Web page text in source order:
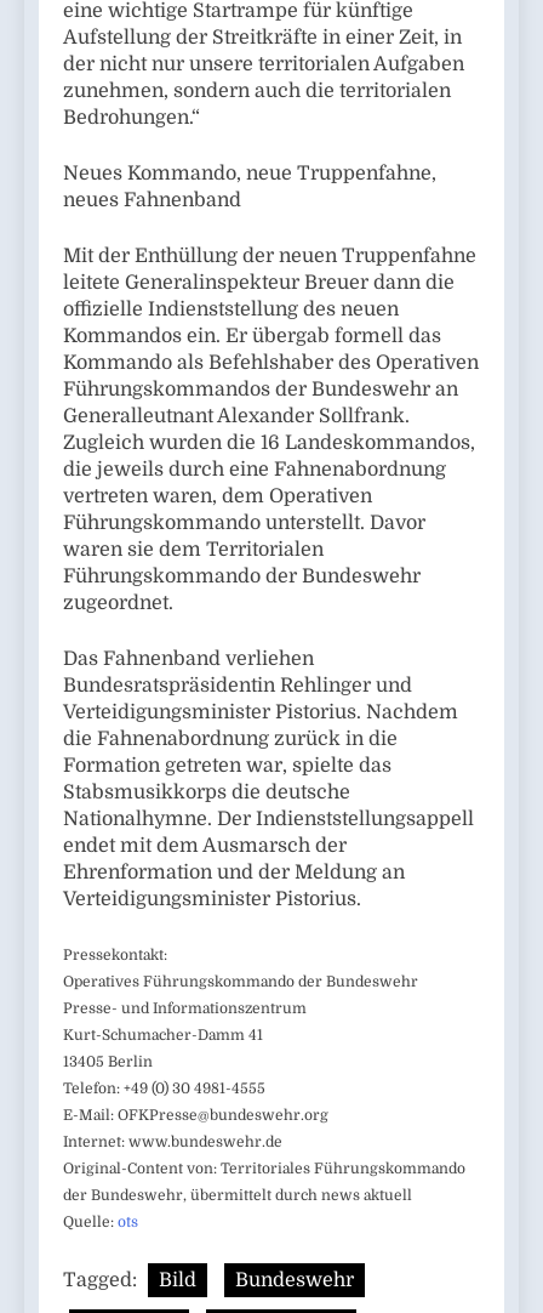
eine wichtige Startrampe für künftige
Aufstellung der Streitkräfte in einer Zeit, in
der nicht nur unsere territorialen Aufgaben
zunehmen, sondern auch die territorialen
Bedrohungen.“
Neues Kommando, neue Truppenfahne,
neues Fahnenband
Mit der Enthüllung der neuen Truppenfahne
leitete Generalinspekteur Breuer dann die
offizielle Indienststellung des neuen
Kommandos ein. Er übergab formell das
Kommando als Befehlshaber des Operativen
Führungskommandos der Bundeswehr an
Generalleutnant Alexander Sollfrank.
Zugleich wurden die 16 Landeskommandos,
die jeweils durch eine Fahnenabordnung
vertreten waren, dem Operativen
Führungskommando unterstellt. Davor
waren sie dem Territorialen
Führungskommando der Bundeswehr
zugeordnet.
Das Fahnenband verliehen
Bundesratspräsidentin Rehlinger und
Verteidigungsminister Pistorius. Nachdem
die Fahnenabordnung zurück in die
Formation getreten war, spielte das
Stabsmusikkorps die deutsche
Nationalhymne. Der Indienststellungsappell
endet mit dem Ausmarsch der
Ehrenformation und der Meldung an
Verteidigungsminister Pistorius.
Pressekontakt:
Operatives Führungskommando der Bundeswehr
Presse- und Informationszentrum
Kurt-Schumacher-Damm 41
13405 Berlin
Telefon: +49 (0) 30 4981-4555
E-Mail: OFKPresse@bundeswehr.org
Internet: www.bundeswehr.de
Original-Content von: Territoriales Führungskommando
der Bundeswehr, übermittelt durch news aktuell
Quelle: ots
Tagged: Bild Bundeswehr